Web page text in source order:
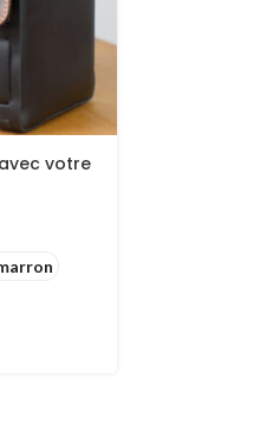
votre